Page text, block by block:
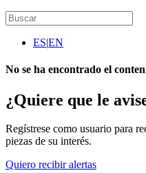
ES|EN
No se ha encontrado el
¿Quiere que le
Regístrese como usuario para
piezas de su interés.
Quiero recibir alertas